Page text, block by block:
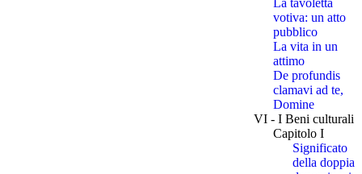
La tavoletta
votiva: un atto
pubblico
La vita in un
attimo
De profundis
clamavi ad te,
Domine
VI - I Beni culturali
Capitolo I
Significato
della doppia